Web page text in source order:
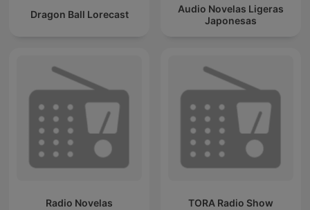
Dragon Ball Lorecast
Audio Novelas Ligeras
Japonesas
Radio Novelas TORA Radio Show